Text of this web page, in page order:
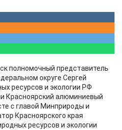
полномочный представитель
округе Сергей
ресурсов и экологии РФ
Красноярский алюминиевый
с главой Минприроды и
Красноярского края
ресурсов и экологии